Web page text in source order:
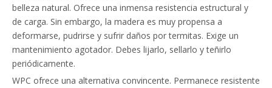
belleza natural. Ofrece una inmensa resistencia estructural y
de carga. Sin embargo, la madera es muy propensa a
deformarse, pudrirse y sufrir daños por termitas. Exige un
mantenimiento agotador. Debes lijarlo, sellarlo y teñirlo
periódicamente.
WPC ofrece una alternativa convincente. Permanece resistente